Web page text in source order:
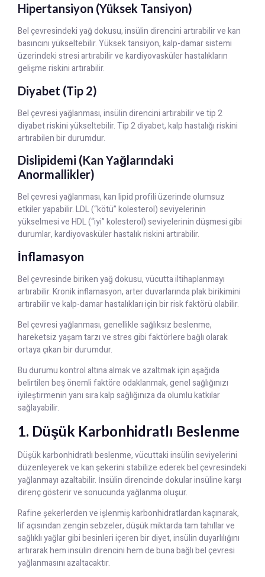
Hipertansiyon (Yüksek Tansiyon)
Bel çevresindeki yağ dokusu, insülin direncini artırabilir ve kan
basıncını yükseltebilir. Yüksek tansiyon, kalp-damar sistemi
üzerindeki stresi artırabilir ve kardiyovasküler hastalıkların
gelişme riskini artırabilir.
Diyabet (Tip 2)
Bel çevresi yağlanması, insülin direncini artırabilir ve tip 2
diyabet riskini yükseltebilir. Tip 2 diyabet, kalp hastalığı riskini
artırabilen bir durumdur.
Dislipidemi (Kan Yağlarındaki
Anormallikler)
Bel çevresi yağlanması, kan lipid profili üzerinde olumsuz
etkiler yapabilir. LDL (“kötü” kolesterol) seviyelerinin
yükselmesi ve HDL (“iyi” kolesterol) seviyelerinin düşmesi gibi
durumlar, kardiyovasküler hastalık riskini artırabilir.
İnflamasyon
Bel çevresinde biriken yağ dokusu, vücutta iltihaplanmayı
artırabilir. Kronik inflamasyon, arter duvarlarında plak birikimini
artırabilir ve kalp-damar hastalıkları için bir risk faktörü olabilir.
Bel çevresi yağlanması, genellikle sağlıksız beslenme,
hareketsiz yaşam tarzı ve stres gibi faktörlere bağlı olarak
ortaya çıkan bir durumdur.
Bu durumu kontrol altına almak ve azaltmak için aşağıda
belirtilen beş önemli faktöre odaklanmak, genel sağlığınızı
iyileştirmenin yanı sıra kalp sağlığınıza da olumlu katkılar
sağlayabilir.
1. Düşük Karbonhidratlı Beslenme
Düşük karbonhidratlı beslenme, vücuttaki insülin seviyelerini
düzenleyerek ve kan şekerini stabilize ederek bel çevresindeki
yağlanmayı azaltabilir. İnsülin direncinde dokular insüline karşı
direnç gösterir ve sonucunda yağlanma oluşur.
Rafine şekerlerden ve işlenmiş karbonhidratlardan kaçınarak,
lif açısından zengin sebzeler, düşük miktarda tam tahıllar ve
sağlıklı yağlar gibi besinleri içeren bir diyet, insülin duyarlılığını
artırarak hem insülin direncini hem de buna bağlı bel çevresi
yağlanmasını azaltacaktır.